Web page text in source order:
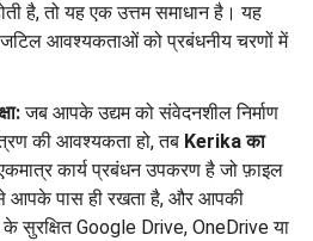
है, तो यह एक उत्तम समाधान है। यह
आवश्यकताओं को प्रबंधनीय चरणों में
जब आपके उद्यम को संवेदनशील निर्माण
की आवश्यकता हो, तब Kerika का
कार्य प्रबंधन उपकरण है जो फ़ाइल
से आपके पास ही रखता है, और आपकी
सुरक्षित Google Drive, OneDrive या